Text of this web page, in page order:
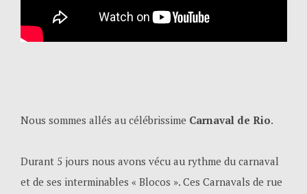
Nous sommes allés au célébrissime Carnaval de Rio.
Durant 5 jours nous avons vécu au rythme du carnaval
et de ses interminables « Blocos ». Ces Carnavals de rue